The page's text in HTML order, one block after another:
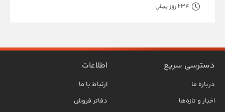
234 روز پیش
دسترسی سریع
درباره ما
اخبار و تازه‌ها
اطلاعات
ارتباط با ما
دفاتر فروش